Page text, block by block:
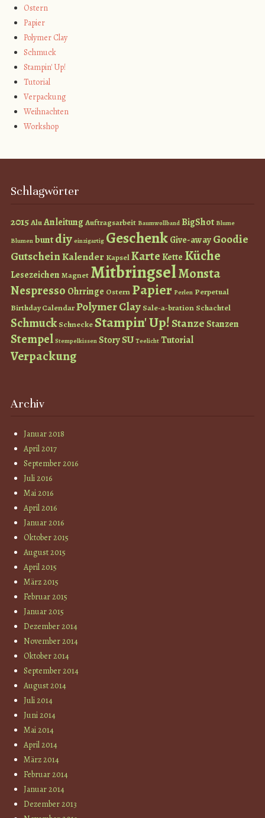
Ostern
Papier
Polymer Clay
Schmuck
Stampin' Up!
Tutorial
Verpackung
Weihnachten
Workshop
Schlagwörter
2015AluAnleitungAuftragsarbeit Baumwollband BigShot Blume
Blumen buntdiy einzigartig GeschenkGive-awayGoodie
GutscheinKalender KapselKarteKette Küche
Lesezeichen Magnet MitbringselMonsta
Nespresso Ohrringe Ostern Papier Perlen Perpetual
Birthday CalendarPolymer Clay Sale-a-bration Schachtel
Schmuck SchneckeStampin' Up!StanzeStanzen
Stempel Stempelkissen StorySU Teelicht Tutorial
Verpackung
Archiv
Januar 2018
April 2017
September 2016
Juli 2016
Mai 2016
April 2016
Januar 2016
Oktober 2015
August 2015
April 2015
März 2015
Februar 2015
Januar 2015
Dezember 2014
November 2014
Oktober 2014
September 2014
August 2014
Juli 2014
Juni 2014
Mai 2014
April 2014
März 2014
Februar 2014
Januar 2014
Dezember 2013